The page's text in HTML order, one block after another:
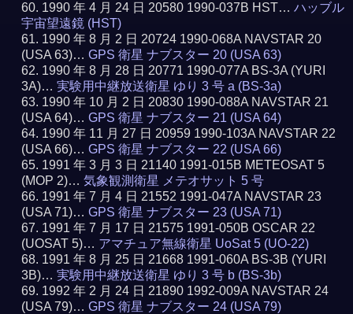
1990 年 4 月 24 日 20580 1990-037B HST…ハッブル
宇宙望遠鏡 (HST)
1990 年 8 月 2 日 20724 1990-068A NAVSTAR 20
(USA 63)…GPS 衛星 ナブスター 20 (USA 63)
1990 年 8 月 28 日 20771 1990-077A BS-3A (YURI
3A)…実験用中継放送衛星 ゆり 3 号 a (BS-3a)
1990 年 10 月 2 日 20830 1990-088A NAVSTAR 21
(USA 64)…GPS 衛星 ナブスター 21 (USA 64)
1990 年 11 月 27 日 20959 1990-103A NAVSTAR 22
(USA 66)…GPS 衛星 ナブスター 22 (USA 66)
1991 年 3 月 3 日 21140 1991-015B METEOSAT 5
(MOP 2)…気象観測衛星 メテオサット 5 号
1991 年 7 月 4 日 21552 1991-047A NAVSTAR 23
(USA 71)…GPS 衛星 ナブスター 23 (USA 71)
1991 年 7 月 17 日 21575 1991-050B OSCAR 22
(UOSAT 5)… アマチュア無線衛星 UoSat 5 (UO-22)
1991 年 8 月 25 日 21668 1991-060A BS-3B (YURI
3B)…実験用中継放送衛星 ゆり 3 号 b (BS-3b)
1992 年 2 月 24 日 21890 1992-009A NAVSTAR 24
(USA 79)…GPS 衛星 ナブスター 24 (USA 79)